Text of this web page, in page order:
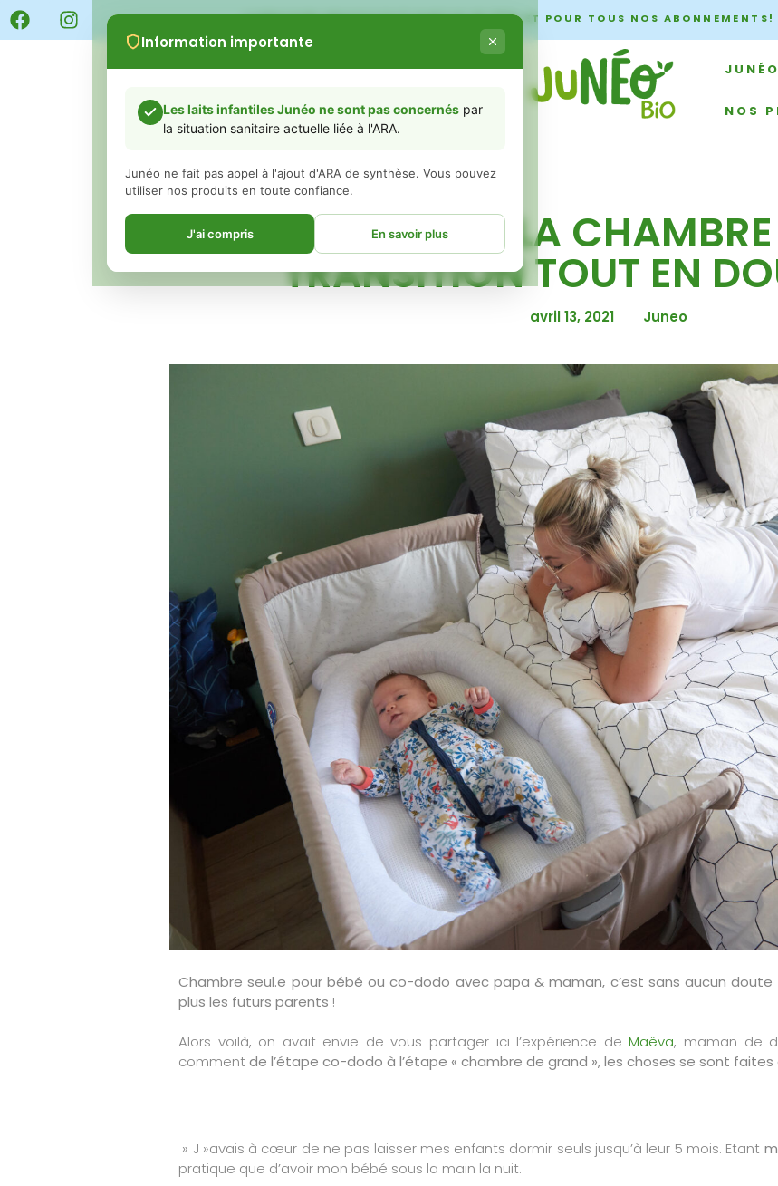
Information importante
Les laits infantiles Junéo ne sont pas concernés par
la situation sanitaire actuelle liée à l'ARA.
Junéo ne fait pas appel à l'ajout d'ARA de synthèse. Vous pouvez
utiliser nos produits en toute confiance.
J'ai compris En savoir plus
ingrédient appelé ARA (acide arachidonique).
les laits infantiles Junéo ne sont pas concernés par la situation
certains ingrédients à base d'ARA ne concernent en aucun cas les
laits infantiles Junéo, ceux-ci ne faisant pas appel à l'ajout d'ARA
Les laits Junéo ne sont donc pas concernés par les retraits-
rappels en cours et peuvent être utilisés en toute confiance.
Dès la conception de ses formules, Junéo a fait le choix de ne pas
ajouter d'ARA de synthèse dans ses laits infantiles. Il s'agit d'un
choix nutritionnel, scientifique et technique, conforme à la
réglementation européenne en vigueur.
La sécurité de votre bébé et la qualité de nos produits sont au
cœur de nos engagements. Les laits infantiles Junéo sont
élaborés dans le strict respect des exigences réglementaires
européennes et font l'objet de contrôles rigoureux tout au long de
Notre équipe reste bien entendu à votre écoute pour répondre à
vos questions.
Nous vous remercions de votre confiance.
— Emilie et Antoine, fondateurs de JUNÉO
LIVRAISON GRATUITE À PARTIR DE 60€ ET POUR TOUS NOS ABONNEMENTS!
BOUTIQUE
JUNÉO
NOS
DU CODODO À LA CHAMBRE
TRANSITION TOUT EN
avril 13, 2021 Juneo
Chambre seul.e pour bébé ou co-dodo avec papa & maman, c’est sans aucun doute
plus les futurs parents !
Alors voilà, on avait envie de vous partager ici l’expérience deMaëva, maman de
comment de l’étape co-dodo à l’étape « chambre de grand », les choses se sont
» J »avais à cœur de ne pas laisser mes enfants dormir seuls jusqu’à leur 5 mois. Etant
pratique que d’avoir mon bébé sous la main la nuit.